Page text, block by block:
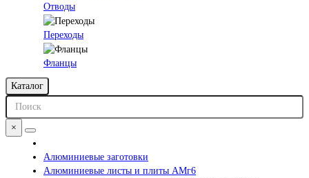
Отводы
Переходы
Фланцы
Каталог
×
Алюминиевые заготовки
Алюминиевые листы и плиты АМг6